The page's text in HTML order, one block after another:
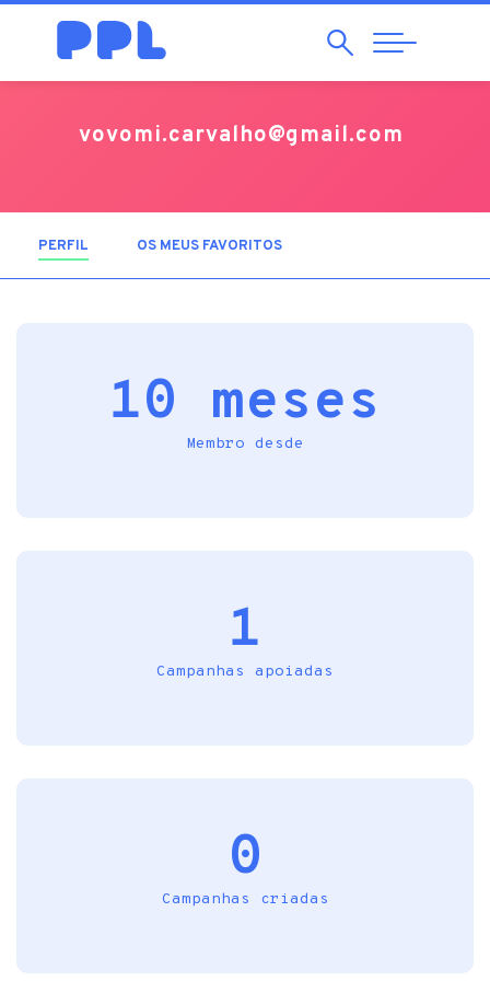
Pesquisar
Abrir
Navegação
vovomi.carvalho@gmail.com
PERFIL (SEPARADOR ATIVO)
OS MEUS FAVORITOS
10 meses
Membro desde
1
Campanhas apoiadas
0
Campanhas criadas